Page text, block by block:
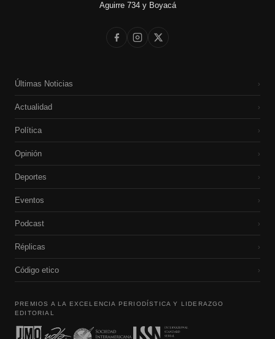
Aguirre 734 y Boyacá
Últimas Noticias ›
Actualidad ›
Política ›
Opinión ›
Deportes ›
Eventos ›
Podcast ›
Réplicas ›
Código etico ›
PREMIOS A LA EXCELENCIA PERIODÍSTICA Y LIDERAZGO
EDITORIAL